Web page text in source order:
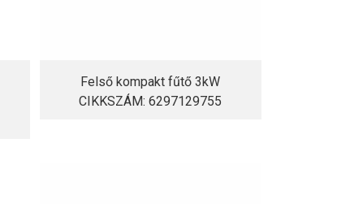
Felső kompakt fűtő 3kW
CIKKSZÁM: 6297129755